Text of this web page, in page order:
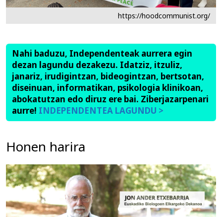
https://hoodcommunist.org/
Nahi baduzu, Independenteak aurrera egin
dezan lagundu dezakezu. Idatziz, itzuliz,
janariz, irudigintzan, bideogintzan, bertsotan,
diseinuan, informatikan, psikologia klinikoan,
abokatutzan edo diruz ere bai. Ziberjazarpenari
aurre! INDEPENDENTEA LAGUNDU >
Honen harira